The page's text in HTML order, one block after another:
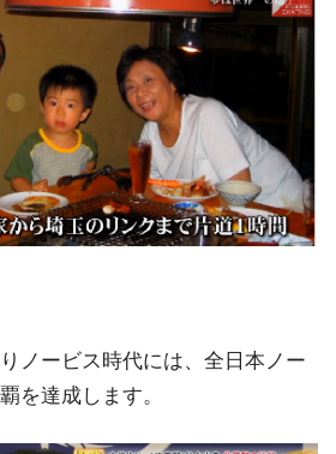
ノービス時代には、全日本ノー
を達成します。